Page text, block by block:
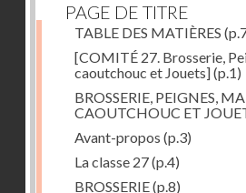
PAGE DE TITRE
TABLE DES MATIÈRES
[COMITÉ 27. Brosserie,
caoutchouc et Jouets](p.1)
BROSSERIE, PEIGNES,
CAOUTCHOUC ET
Avant-propos (p.3)
La classe 27(p.4)
BROSSERIE(p.8)